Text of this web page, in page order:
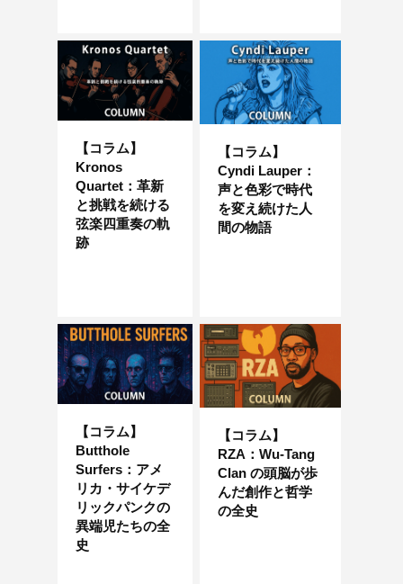
【コラム】
Kronos
Quartet：革新
と挑戦を続ける
弦楽四重奏の軌
跡
【コラム】
Cyndi Lauper：
声と色彩で時代
を変え続けた人
間の物語
【コラム】
Butthole
Surfers：アメ
リカ・サイケデ
リックパンクの
異端児たちの全
史
【コラム】
RZA：Wu-Tang
Clan の頭脳が歩
んだ創作と哲学
の全史